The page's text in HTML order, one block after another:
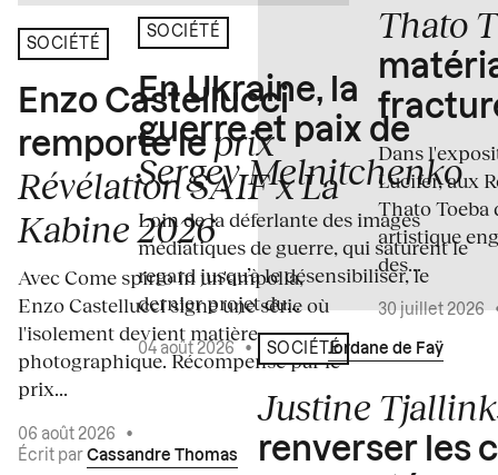
SOCIÉTÉ
Enzo Castellucci
remporte le prix
Révélation SAIF x La
Kabine 2026
Avec Come spirto in un'ampolla,
Enzo Castellucci signe une série où
l'isolement devient matière
photographique. Récompensé par le
prix...
06 août 2026
•
Écrit par Cassandre Thomas
SOCIÉTÉ
En Ukraine, la
guerre et paix de
Sergey Melnitchenko
Loin de la déferlante des images
médiatiques de guerre, qui saturent le
regard jusqu’à le désensibiliser, le
dernier projet du...
04 août 2026 • Écrit par Jordane de Faÿ
SOCIÉTÉ
Justine
renverser les
Thato
Dans
Lucifer, aux
Thato Toeba
artistique
des...
30 juillet 2026